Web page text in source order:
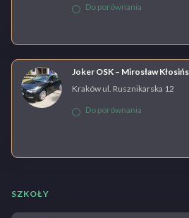
Do porównania
Joker OSK – Mirosław
Kraków ul. Rusznikarska 12
Do porównania
SZKOŁY